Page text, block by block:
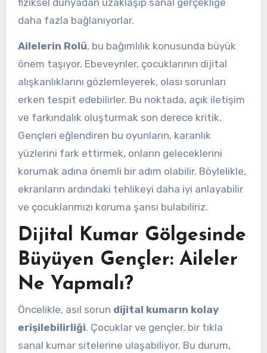
fiziksel dünyadan uzaklaşıp sanal gerçekliğe
daha fazla bağlanıyorlar.
Ailelerin Rolü, bu bağımlılık konusunda büyük
önem taşıyor. Ebeveynler, çocuklarının dijital
alışkanlıklarını gözlemleyerek, olası sorunları
erken tespit edebilirler. Bu noktada, açık iletişim
ve farkındalık oluşturmak son derece kritik.
Gençleri eğlendiren bu oyunların, karanlık
yüzlerini fark ettirmek, onların geleceklerini
korumak adına önemli bir adım olabilir. Böylelikle,
ekranların ardındaki tehlikeyi daha iyi anlayabilir
ve çocuklarımızı koruma şansı bulabiliriz.
Dijital Kumar Gölgesinde
Büyüyen Gençler: Aileler
Ne Yapmalı?
Öncelikle, asıl sorun dijital kumarın kolay
erişilebilirliği. Çocuklar ve gençler, bir tıkla
sanal kumar sitelerine ulaşabiliyor. Bu durum,